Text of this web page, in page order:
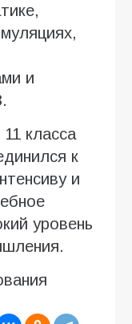
и
класса
к
и
уровень